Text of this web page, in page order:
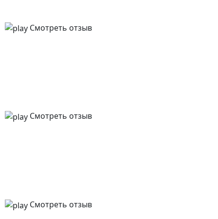
Смотреть отзыв
Смотреть отзыв
Смотреть отзыв